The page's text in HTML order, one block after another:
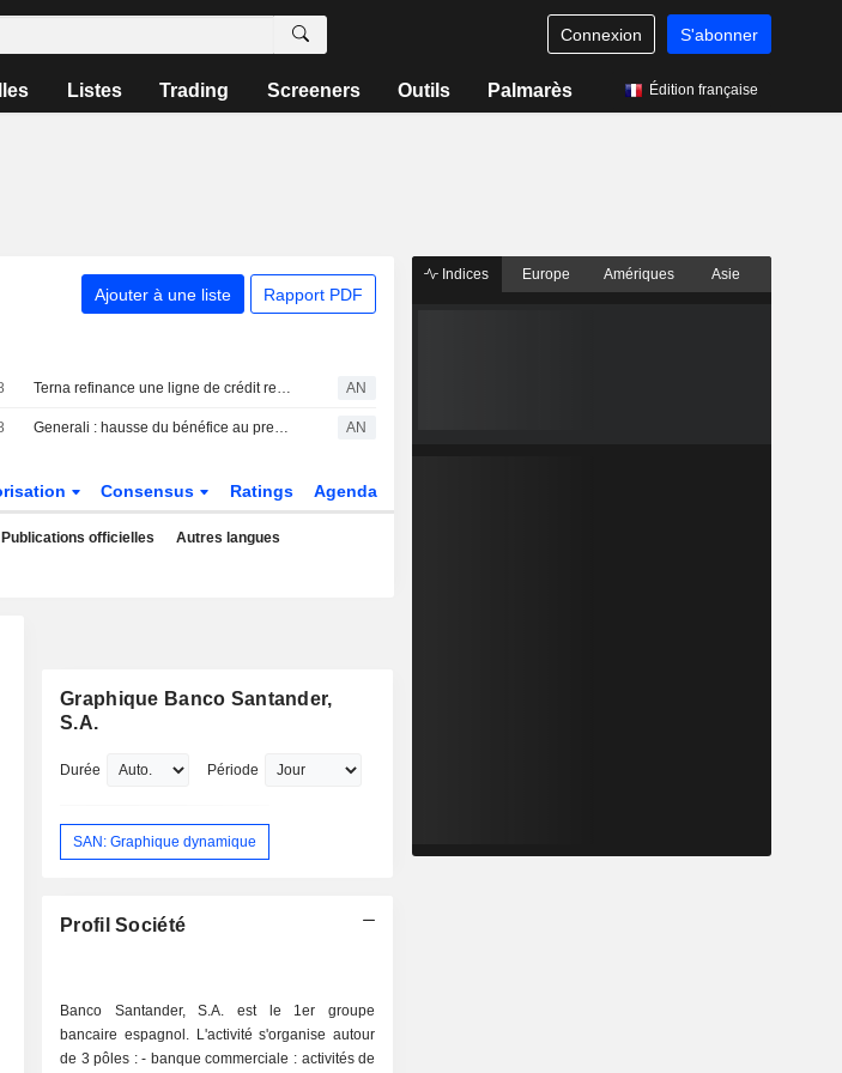
Connexion S'abonner
Listes Trading Screeners Outils Palmarès Édition française
Ajouter à une liste Rapport PDF
Terna refinance une ligne de crédit revolving liée aux critères ESG de 2,3 milliards d'euros AN
Generali : hausse du bénéfice au premier semestre ; lancement d'un rachat d'actions de 500 millions d'euros AN
Consensus Ratings Agenda
Publications officielles Autres langues
Graphique Banco Santander,
S.A.
Durée Période
SAN: Graphique dynamique
Profil Société
Banco Santander, S.A. est le 1er groupe
bancaire espagnol. L'activité s'organise autour
de 3 pôles : - banque commerciale : activités de
Indices Europe Amériques Asie